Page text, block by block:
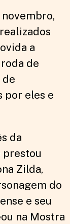
a
de
por eles e
da
prestou
Zilda,
do
e seu
na Mostra